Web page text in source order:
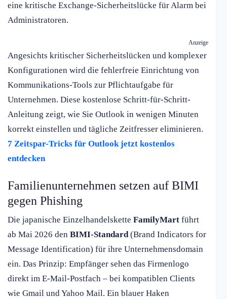
eine kritische Exchange-Sicherheitslücke für Alarm bei
Administratoren.
Anzeige
Angesichts kritischer Sicherheitslücken und komplexer
Konfigurationen wird die fehlerfreie Einrichtung von
Kommunikations-Tools zur Pflichtaufgabe für
Unternehmen. Diese kostenlose Schritt-für-Schritt-
Anleitung zeigt, wie Sie Outlook in wenigen Minuten
korrekt einstellen und tägliche Zeitfresser eliminieren.
7 Zeitspar-Tricks für Outlook jetzt kostenlos
entdecken
Familienunternehmen setzen auf BIMI
gegen Phishing
Die japanische Einzelhandelskette FamilyMart führt
ab Mai 2026 den BIMI-Standard(Brand Indicators for
Message Identification) für ihre Unternehmensdomain
ein. Das Prinzip: Empfänger sehen das Firmenlogo
direkt im E-Mail-Postfach – bei kompatiblen Clients
wie Gmail und Yahoo Mail. Ein blauer Haken